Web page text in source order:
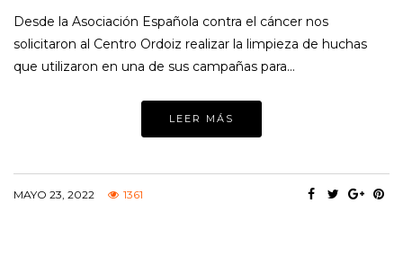
Desde la Asociación Española contra el cáncer nos
solicitaron al Centro Ordoiz realizar la limpieza de huchas
que utilizaron en una de sus campañas para…
LEER MÁS
MAYO 23, 2022 1361